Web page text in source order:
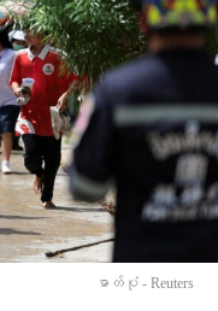
ဓာတ်ပုံ - Reuters